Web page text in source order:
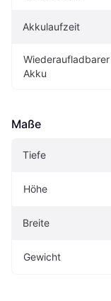
Akkulaufzeit
Wiederaufladbarer
Akku
Maße
Tiefe
Höhe
Breite
Gewicht